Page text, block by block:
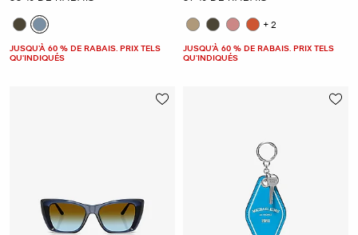
JUSQU’À 60 % DE RABAIS. PRIX TELS
QU'INDIQUÉS
+2
JUSQU’À 60 % DE RABAIS. PRIX TELS
QU'INDIQUÉS